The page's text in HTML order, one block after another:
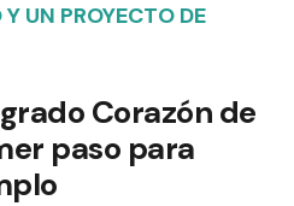
UN PROYECTO DE
Corazón de
paso para